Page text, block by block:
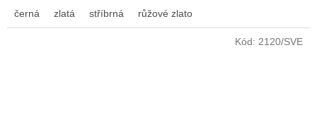
černá zlatá stříbrná růžové zlato
Kód: 2120/SVE